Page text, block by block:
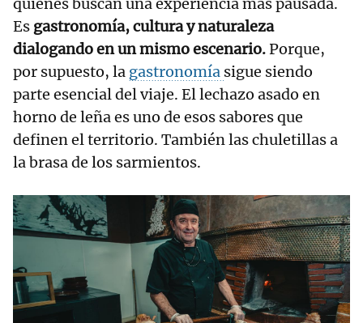
quienes buscan una experiencia más pausada.
Es gastronomía, cultura y naturaleza
dialogando en un mismo escenario.Porque,
por supuesto, la gastronomía sigue siendo
parte esencial del viaje. El lechazo asado en
horno de leña es uno de esos sabores que
definen el territorio. También las chuletillas a
la brasa de los sarmientos.